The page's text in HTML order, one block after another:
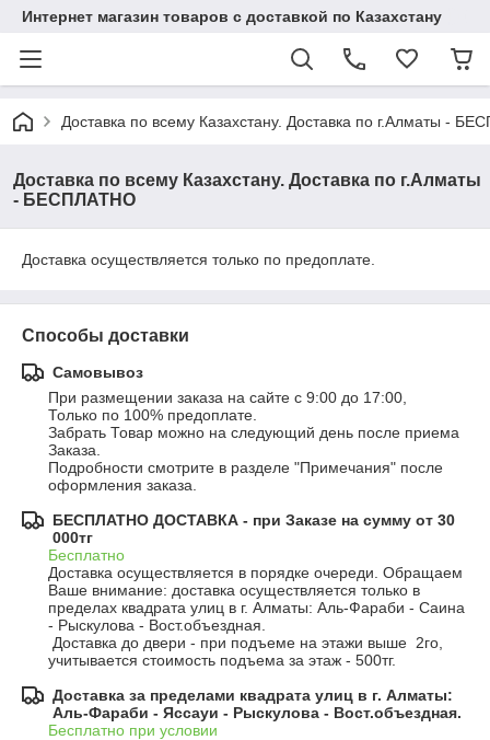
Интернет магазин товаров с доставкой по Казахстану
Доставка по всему Казахстану. Доставка по г.Алматы -
Доставка по всему Казахстану. Доставка по г.Алматы
- БЕСПЛАТНО
Доставка осуществляется только по предоплате.
Способы доставки
Самовывоз
При размещении заказа на сайте с 9:00 до 17:00,
Только по 100% предоплате.
Забрать Товар можно на следующий день после приема
Заказа.
Подробности смотрите в разделе "Примечания" после
оформления заказа.
БЕСПЛАТНО ДОСТАВКА - при Заказе на сумму от 30
000тг
Бесплатно
Доставка осуществляется в порядке очереди. Обращаем
Ваше внимание: доставка осуществляется только в
пределах квадрата улиц в г. Алматы: Аль-Фараби - Саина
- Рыскулова - Вост.объездная.
учитывается стоимость подъема за этаж - 500тг.
Доставка за пределами квадрата улиц в г. Алматы:
Аль-Фараби - Яссауи - Рыскулова - Вост.объездная.
Бесплатно при условии